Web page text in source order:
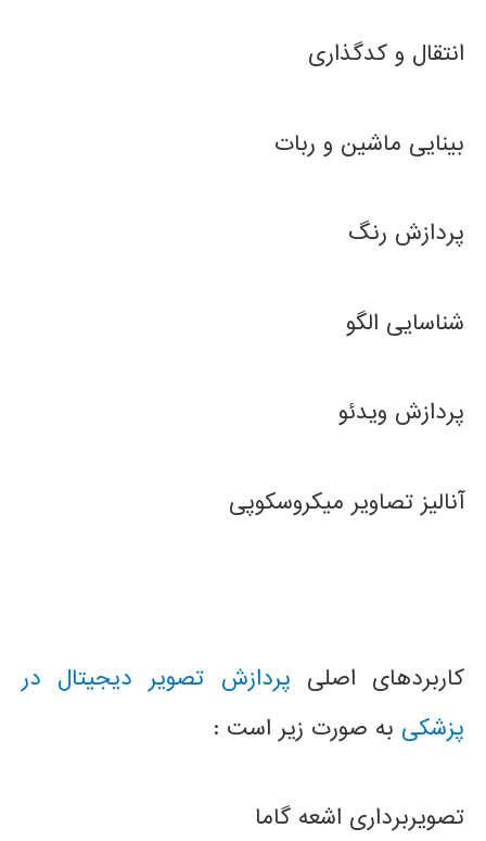
انتقال و کدگذاری
بینایی ماشین و ربات
پردازش رنگ
شناسایی الگو
پردازش ویدئو
آنالیز تصاویر میکروسکوپی
کاربردهای اصلی پردازش تصویر دیجیتال در
پزشکی به صورت زیر است :
تصویربرداری اشعه گاما